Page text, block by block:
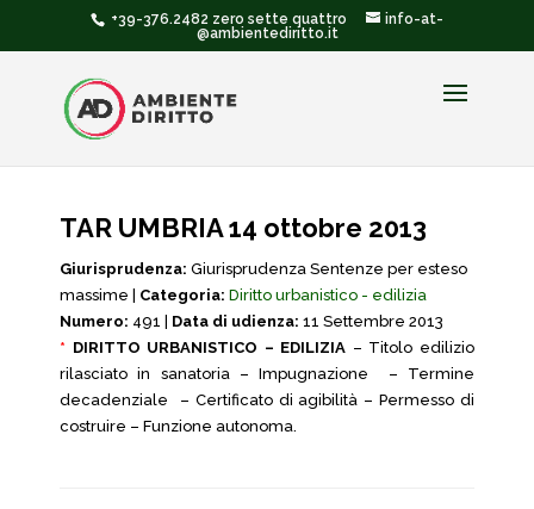
+39-376.2482 zero sette quattro
info-at-
@ambientediritto.it
TAR UMBRIA 14 ottobre 2013
Giurisprudenza: Giurisprudenza Sentenze per esteso
massime | Categoria: Diritto urbanistico - edilizia
Numero: 491 | Data di udienza: 11 Settembre 2013
* DIRITTO URBANISTICO – EDILIZIA – Titolo edilizio
rilasciato in sanatoria – Impugnazione – Termine
decadenziale – Certificato di agibilità – Permesso di
costruire – Funzione autonoma.